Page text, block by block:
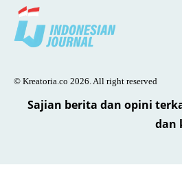
© Kreatoria.co 2026. All right reserved
Sajian berita dan opini
dan